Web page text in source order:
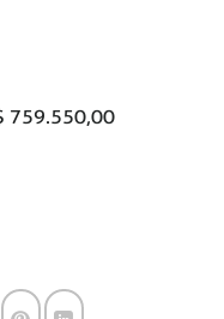
759.550,00